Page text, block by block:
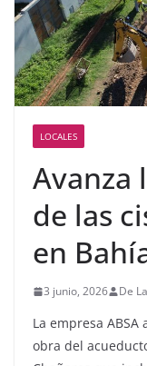
LOCALES
Avanza
de las
en
3 junio, 2026 De
La empresa
obra del